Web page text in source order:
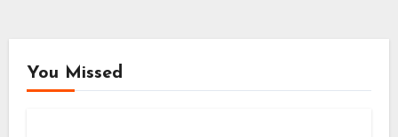
You Missed